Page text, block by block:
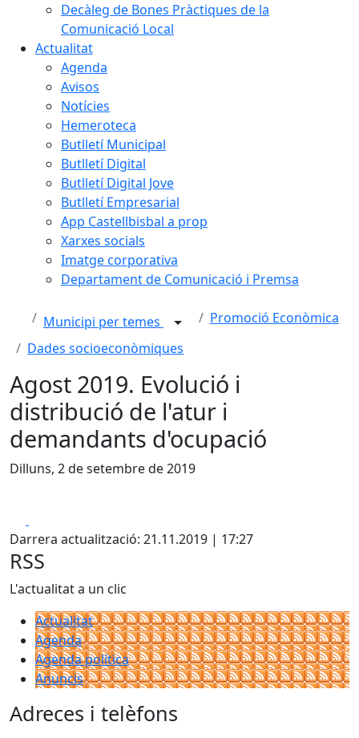
Decàleg de Bones Pràctiques de la
Comunicació Local
Actualitat
Agenda
Avisos
Notícies
Hemeroteca
Butlletí Municipal
Butlletí Digital
Butlletí Digital Jove
Butlletí Empresarial
App Castellbisbal a prop
Xarxes socials
Imatge corporativa
Departament de Comunicació i Premsa
Municipi per temes
Promoció Econòmica
Dades socioeconòmiques
Agost 2019. Evolució i
distribució de l'atur i
demandants d'ocupació
Dilluns, 2 de setembre de 2019
Darrera actualització: 21.11.2019 | 17:27
RSS
L'actualitat a un clic
Actualitat
Agenda
Agenda política
Anuncis
Adreces i telèfons